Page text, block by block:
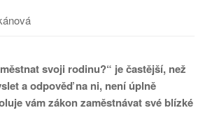
svoji rodinu?“ je častější, než
a odpověď na ni, není úplně
vám zákon zaměstnávat své blízké